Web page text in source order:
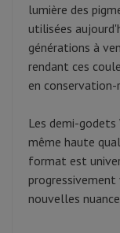
lumière des
utilisées
générations à
rendant ces
en
Les demi-
même haute
format est
nouvelles